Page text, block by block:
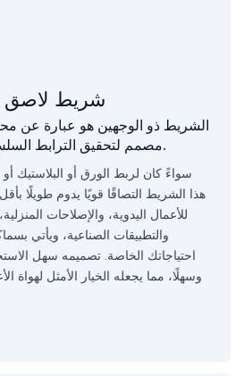
شريط لاصق
الشريط ذو الوجهين هو عبارة عن
مصمم لتحقيق الترابط السلس بين المواد المتنوعة.
سواءً كان لربط الورق أو البلاستيك
هذا الشريط التصاقًا قويًا يدوم طويلًا
للأعمال اليدوية، والإصلاحات
والتطبيقات الصناعية، ويأتي
احتياجاتك الخاصة. تصميمه سهل
وسهلًا، مما يجعله الخيار الأمثل لهواة